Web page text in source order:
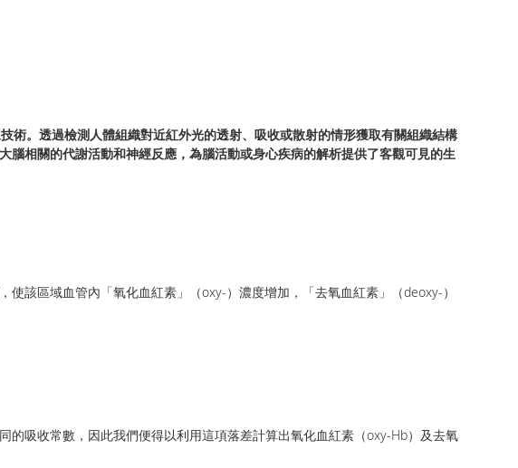
。透過檢測人體組織對近紅外光的透射、吸收或散射的情形獲取有關組織結構
相關的代謝活動和神經反應，為腦活動或身心疾病的解析提供了客觀可見的生
該區域血管內「氧化血紅素」（oxy-）濃度增加，「去氧血紅素」（deoxy-）
吸收常數，因此我們便得以利用這項落差計算出氧化血紅素（oxy-Hb）及去氧